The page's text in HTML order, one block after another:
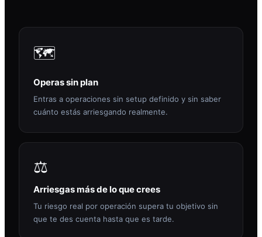
🗺️
Operas sin plan
Entras a operaciones sin setup definido y sin saber
cuánto estás arriesgando realmente.
⚖️
Arriesgas más de lo que crees
Tu riesgo real por operación supera tu objetivo sin
que te des cuenta hasta que es tarde.